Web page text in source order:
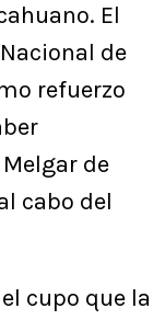
El
de
refuerzo
de
cabo del
cupo que la